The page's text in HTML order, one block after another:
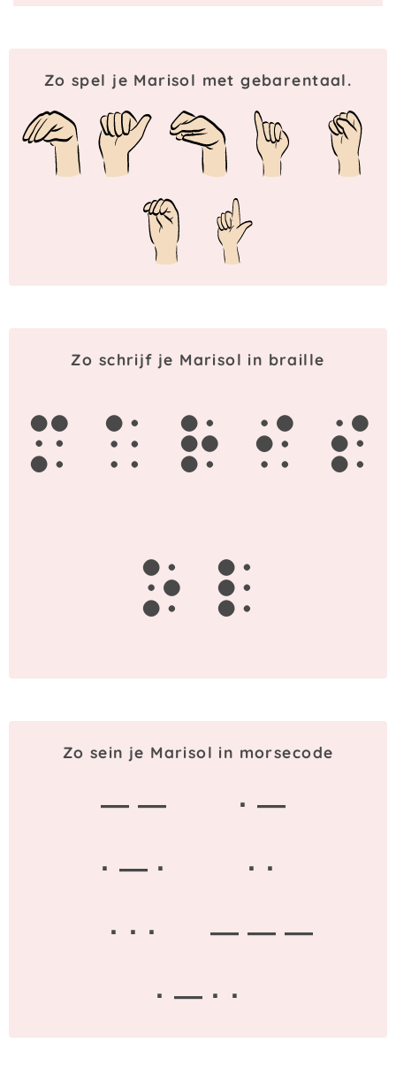
Zo spel je Marisol met gebarentaal.
Zo schrijf je Marisol in braille
m a r i s
o l
Zo sein je Marisol in morsecode
— —
· —
· — ·
· ·
· · ·
— — —
· — · ·